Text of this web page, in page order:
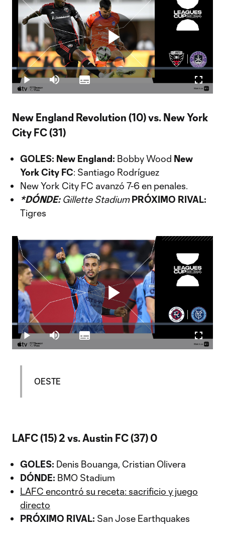
Play
Video
Play Mute
Loaded:
2.36%
Subtitles
New England Revolution (10) vs. New York
City FC (31)
GOLES: New England: Bobby Wood New
York City FC: Santiago Rodríguez
New York City FC avanzó 7-6 en penales.
*DÓNDE:Gillette StadiumPRÓXIMO RIVAL:
Tigres
Play
Play Mute
Loaded:
2.41%
Subtitles
OESTE
LAFC (15) 2 vs. Austin FC (37) 0
GOLES: Denis Bouanga, Cristian Olivera
DÓNDE: BMO Stadium
LAFC encontró su receta: sacrificio y juego
directo
PRÓXIMO RIVAL: San Jose Earthquakes